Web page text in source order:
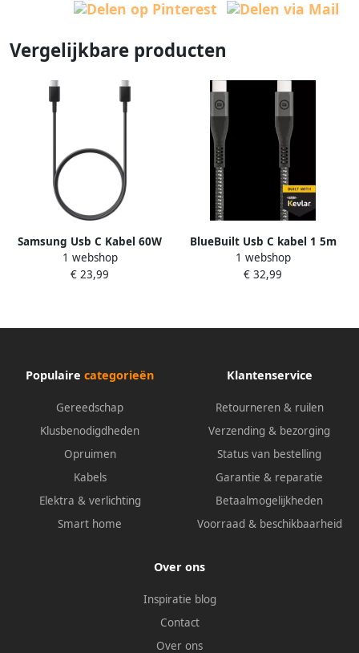
Vergelijkbare producten
Samsung Usb C Kabel 60W
1m
1 webshop
€ 23,99
BlueBuilt Usb C kabel 1 5m
1 webshop
€ 32,99
Populaire categorieën
Gereedschap
Klusbenodigdheden
Opruimen
Kabels
Elektra & verlichting
Smart home
Klantenservice
Retourneren & ruilen
Verzending & bezorging
Status van bestelling
Garantie & reparatie
Betaalmogelijkheden
Voorraad & beschikbaarheid
Over ons
Inspiratie blog
Contact
Over ons